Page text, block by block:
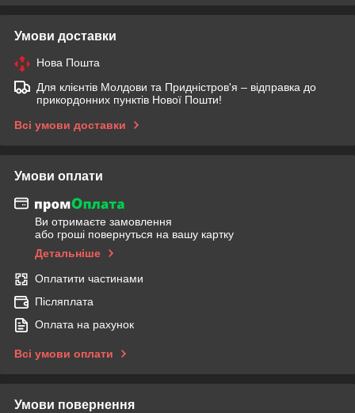
Умови доставки
Нова Пошта
Для клієнтів Молдови та Придністров'я – відправка до
прикордонних пунктів Нової Пошти!
Всі умови доставки
Умови оплати
Ви отримаєте замовлення
або гроші повернуться на вашу картку
Детальніше
Оплатити частинами
Післяплата
Оплата на рахунок
Всі умови оплати
Умови повернення